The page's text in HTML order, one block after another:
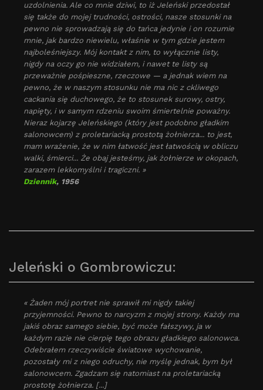
uzdolnienia. Ale co mnie dziwi, to iż Jeleński przedostał
się także do mojej trudności, ostrości, nasze stosunki na
pewno nie sprowadzają się do tańca jedynie i on rozumie
mnie, jak bardzo niewielu, właśnie w tym gdzie jestem
najboleśniejszy. Mój kontakt z nim, to wyłącznie listy,
nigdy na oczy go nie widziałem, i nawet te listy są
przeważnie pośpieszne, rzeczowe — a jednak wiem na
pewno, że w naszym stosunku nie ma nic z ckliwego
cackania się duchowego, że to stosunek surowy, ostry,
napięty, i w samym rdzeniu swoim śmiertelnie poważny.
Nieraz kojarzę Jeleńskiego (który jest podobno gładkim
salonowcem) z proletariacką prostotą żołnierza... to jest,
mam wrażenie, że w nim łatwość jest łatwością w obliczu
walki, śmierci... Że obaj jesteśmy, jak żołnierze w okopach,
zarazem lekkomyślni i tragiczni. »
Dziennik, 1956
Jeleński o Gombrowiczu:
« Żaden mój portret nie sprawił mi nigdy takiej
przyjemności. Pewno to narcyzm z mojej strony. Każdy ma
jakiś obraz samego siebie, być może fałszywy, ja w
każdym razie nie cierpię tego obrazu gładkiego salonowca.
Odebrałem rzeczywiście światowe wychowanie,
pozostały mi z niego odruchy, nie myślę jednak, bym był
salonowcem. Zgadzam się natomiast na proletariacką
prostotę żołnierza. [...]